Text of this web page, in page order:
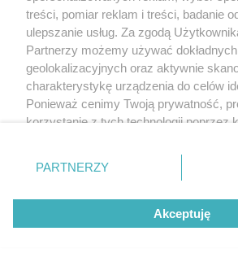
treści, pomiar reklam i treści, badanie
ulepszanie usług. Za zgodą
Partnerzy możemy używać
geolokalizacyjnych oraz aktywnie
charakterystykę urządzenia do celów
Ponieważ cenimy Twoją prywatność,
korzystanie z tych technologii poprzez
zmienić/wycofać klikając przycisk
znajdujący się w lewym dolnym rogu
rodzaje przetwarzania danych nie
użytkownika, ale masz prawo
przetwarzaniu. Preferencje będą miały
PARTNERZY
Akceptuję